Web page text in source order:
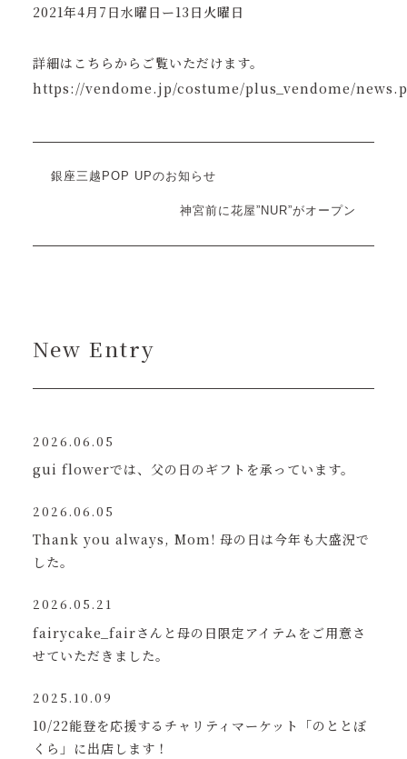
2021年4月7日水曜日ー13日火曜日
詳細はこちらからご覧いただけます。
https://vendome.jp/costume/plus_vendome/
銀座三越POP UPのお知らせ
神宮前に花屋”NUR”がオープン
New Entry
2026.06.05
gui flowerでは、父の日のギフトを承っています。
2026.06.05
Thank you always, Mom! 母の日は今年も大盛況で
した。
2026.05.21
fairycake_fairさんと母の日限定アイテムをご用意さ
せていただきました。
2025.10.09
10/22能登を応援するチャリティマーケット「のととぼ
くら」に出店します！